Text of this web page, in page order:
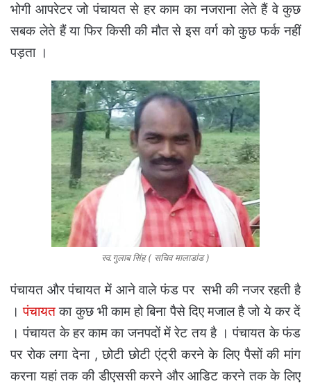
भोगी आपरेटर जो पंचायत से हर काम का नजराना लेते हैं वे कुछ
सबक लेते हैं या फिर किसी की मौत से इस वर्ग को कुछ फर्क नहीं
पड़ता ।
स्व.गुलाब सिंह ( सचिव मालाडांड )
पंचायत और पंचायत में आने वाले फंड पर सभी की नजर रहती है
।पंचायतका कुछ भी काम हो बिना पैसे दिए मजाल है जो ये कर दें
। पंचायत के हर काम का जनपदों में रेट तय है । पंचायत के फंड
पर रोक लगा देना , छोटी छोटी एंट्री करने के लिए पैसों की मांग
करना यहां तक की डीएससी करने और आडिट करने तक के लिए